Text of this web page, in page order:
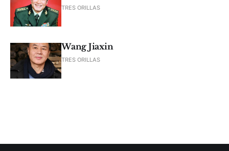
TRES ORILLAS
Wang Jiaxin
TRES ORILLAS